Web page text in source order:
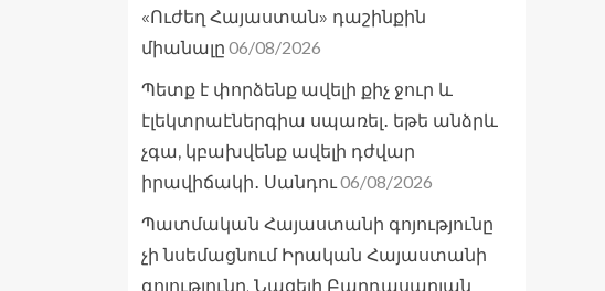
«Ուժեղ Հայաստան» դաշինքին
միանալը 06/08/2026
Պետք է փորձենք ավելի քիչ ջուր և
էլեկտրաէներգիա սպառել․ եթե անձրև
չգա, կբախվենք ավելի դժվար
իրավիճակի․ Սանդու06/08/2026
Պատմական Հայաստանի գոյությունը
չի նսեմացնում Իրական Հայաստանի
գոյությունը. Նազելի Բաղդասարյան